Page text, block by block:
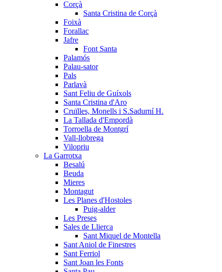
Corçà
Santa Cristina de Corçà
Foixà
Forallac
Jafre
Font Santa
Palamós
Palau-sator
Pals
Parlavà
Sant Feliu de Guíxols
Santa Cristina d'Aro
Cruïlles, Monells i S.Sadurní H.
La Tallada d'Empordà
Torroella de Montgrí
Vall-llobrega
Vilopriu
La Garrotxa
Besalú
Beuda
Mieres
Montagut
Les Planes d'Hostoles
Puig-alder
Les Preses
Sales de Llierca
Sant Miquel de Montella
Sant Aniol de Finestres
Sant Ferriol
Sant Joan les Fonts